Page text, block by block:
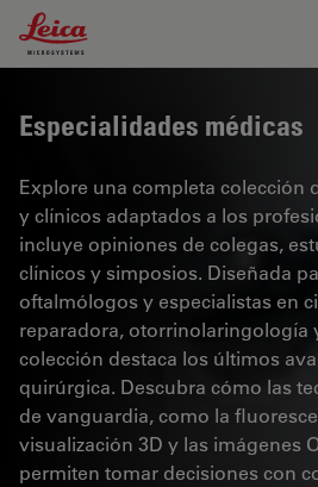
Leica Microsystems Logo
Especialidades médicas
Explore una completa colección
y clínicos adaptados a los
incluye opiniones de colegas,
clínicos y simposios. Diseñada
oftalmólogos y especialistas en
reparadora, otorrinolaringología
colección destaca los últimos
quirúrgica. Descubra cómo las
de vanguardia, como la
visualización 3D y las imágenes
permiten tomar decisiones con